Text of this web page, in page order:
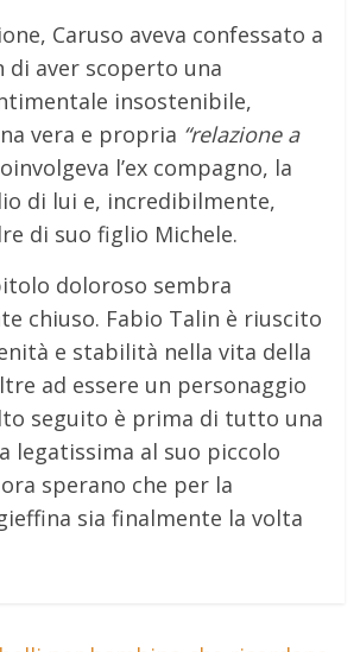
Caruso aveva confessato a
di aver scoperto una
insostenibile,
vera e propria “relazione a
l’ex compagno, la
di lui e, incredibilmente,
di suo figlio Michele.
doloroso sembra
chiuso. Fabio Talin è riuscito
e stabilità nella vita della
ad essere un personaggio
seguito è prima di tutto una
legatissima al suo piccolo
sperano che per la
sia finalmente la volta